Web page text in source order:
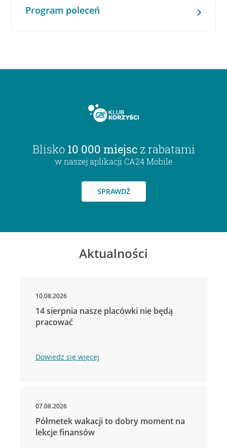
Program poleceń
Blisko 10 000 miejsc z rabatami
w naszej aplikacji CA24 Mobile
SPRAWDŹ
Aktualności
10.08.2026
14 sierpnia nasze placówki nie będą
pracować
Dowiedz się więcej
07.08.2026
Półmetek wakacji to dobry moment na
lekcje finansów